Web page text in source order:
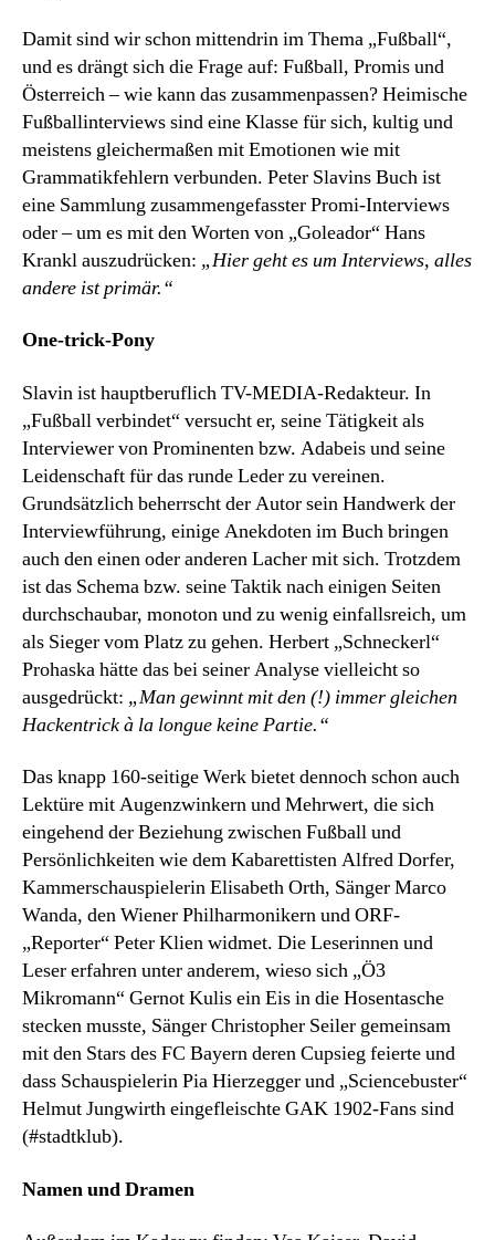
Damit sind wir schon mittendrin im Thema „Fußball“,
und es drängt sich die Frage auf: Fußball, Promis und
Österreich – wie kann das zusammenpassen? Heimische
Fußballinterviews sind eine Klasse für sich, kultig und
meistens gleichermaßen mit Emotionen wie mit
Grammatikfehlern verbunden. Peter Slavins Buch ist
eine Sammlung zusammengefasster Promi-Interviews
oder – um es mit den Worten von „Goleador“ Hans
Krankl auszudrücken: „Hier geht es um Interviews, alles
andere ist primär.“
One-trick-Pony
Slavin ist hauptberuflich TV-MEDIA-Redakteur. In
„Fußball verbindet“ versucht er, seine Tätigkeit als
Interviewer von Prominenten bzw. Adabeis und seine
Leidenschaft für das runde Leder zu vereinen.
Grundsätzlich beherrscht der Autor sein Handwerk der
Interviewführung, einige Anekdoten im Buch bringen
auch den einen oder anderen Lacher mit sich. Trotzdem
ist das Schema bzw. seine Taktik nach einigen Seiten
durchschaubar, monoton und zu wenig einfallsreich, um
als Sieger vom Platz zu gehen. Herbert „Schneckerl“
Prohaska hätte das bei seiner Analyse vielleicht so
ausgedrückt: „Man gewinnt mit den (!) immer gleichen
Hackentrickà la longue keine Partie.“
Das knapp 160-seitige Werk bietet dennoch schon auch
Lektüre mit Augenzwinkern und Mehrwert, die sich
eingehend der Beziehung zwischen Fußball und
Persönlichkeiten wie dem Kabarettisten Alfred Dorfer,
Kammerschauspielerin Elisabeth Orth, Sänger Marco
Wanda, den Wiener Philharmonikern und ORF-
„Reporter“ Peter Klien widmet. Die Leserinnen und
Leser erfahren unter anderem, wieso sich „Ö3
Mikromann“ Gernot Kulis ein Eis in die Hosentasche
stecken musste, Sänger Christopher Seiler gemeinsam
mit den Stars des FC Bayern deren Cupsieg feierte und
dass Schauspielerin Pia Hierzegger und „Sciencebuster“
Helmut Jungwirth eingefleischte GAK 1902-Fans sind
(#stadtklub).
Namen und Dramen